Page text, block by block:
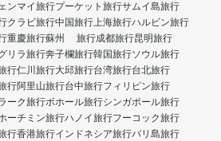
ンマイ旅行プーケット旅行サムイ島旅行
クラビ旅行中国旅行上海旅行ハルビン旅行
重慶旅行蘇州 旅行成都旅行昆明旅行
リラ旅行奔子欄旅行韓国旅行ソウル旅行
行仁川旅行大邱旅行台湾旅行台北旅行
行阿里山旅行台中旅行フィリピン旅行
ーク旅行ボホール旅行シンガポール旅行
ーチミン旅行ハノイ旅行フーコック旅行
行香港旅行インドネシア旅行バリ島旅行